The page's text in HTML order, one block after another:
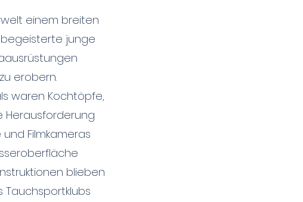
einem breiten
begeisterte junge
erobern.
waren Kochtöpfe,
Herausforderung
Filmkameras
blieben